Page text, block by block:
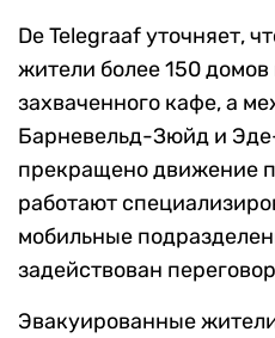
De Telegraaf уточняет,
жители более 150 домов
захваченного кафе, а
Барневельд-Зюйд и
прекращено движение
работают
мобильные
задействован
Эвакуированные